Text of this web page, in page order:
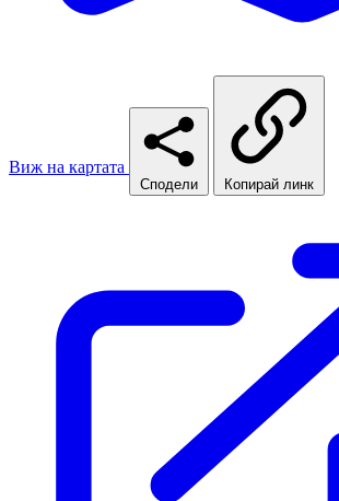
Виж на картата
Сподели Копирай линк